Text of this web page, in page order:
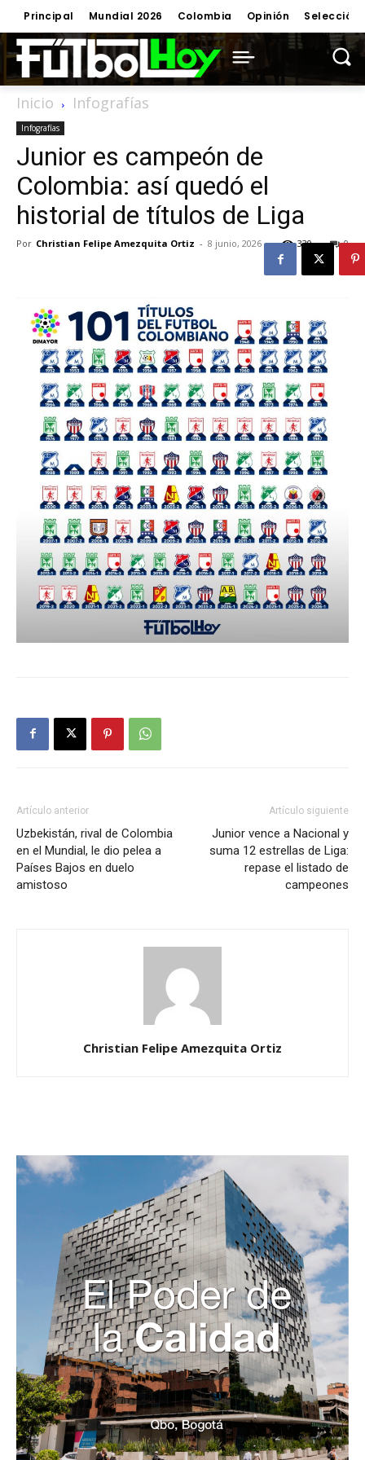
Principal Mundial 2026 Colombia Opinión Selección
Inicio Infografías
Infografías
Junior es campeón de
Colombia: así quedó el
historial de títulos de Liga
Por Christian Felipe Amezquita Ortiz - 8 junio, 2026 0
330
Artículo anterior
Uzbekistán, rival de Colombia
en el Mundial, le dio pelea a
Países Bajos en duelo
amistoso
Artículo siguiente
Junior vence a Nacional y
suma 12 estrellas de Liga:
repase el listado de
campeones
Christian Felipe Amezquita Ortiz